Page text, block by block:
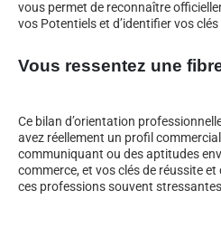
vous permet de reconnaître
vos Potentiels et d’identifier vos
Vous ressentez une
Ce bilan d’orientation
avez réellement un profil
communiquant ou des aptitudes
commerce, et vos clés de réussite
ces professions souvent